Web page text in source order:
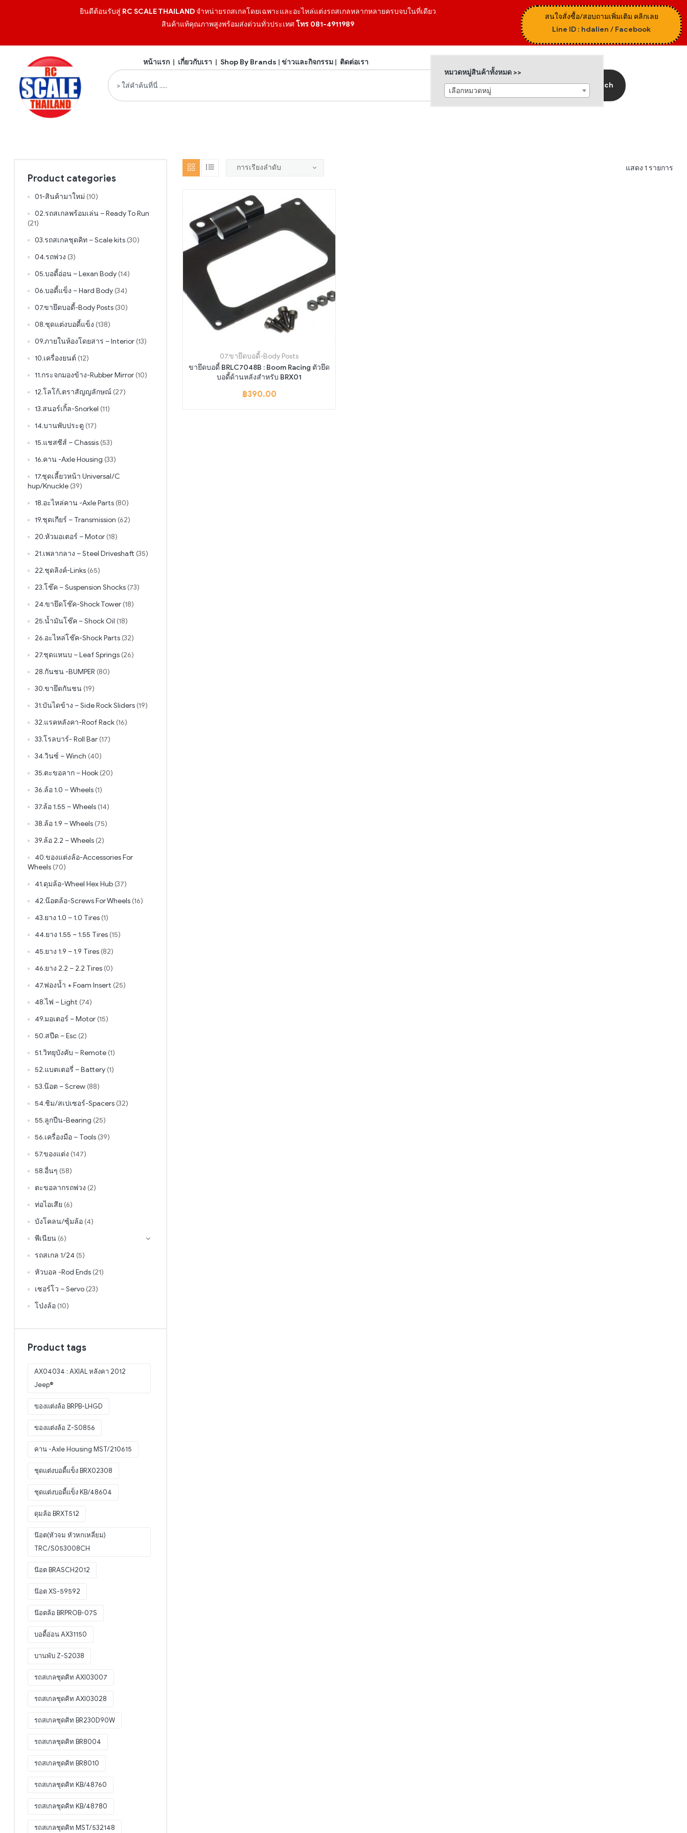
ยินดีต้อนรับสู่ RC SCALE THAILANDจำหน่ายรถสเกลโดยเฉพาะและอะไหล่แต่งรถสเกลหลากหลายครบจบในที่เดียว
สินค้าแท้คุณภาพสูงพร้อมส่งด่วนทั่วประเทศโทร 081-4911989
สนใจสั่งซื้อ/สอบถามเพิ่มเติม คลิกเลย
Line ID : hdalien / Facebook
หน้าแรก| เกี่ยวกับเรา | Shop By Brands | ข่าวและกิจกรรม| ติดต่อเรา
Search
หมวดหมู่สินค้าทั้งหมด >>
เลือกหมวดหมู่
แสดง 1 รายการ
07.ขายึดบอดี้-Body Posts
ขายึดบอดี้ BRLC7048B : Boom Racing ตัวยึด
บอดี้ด้านหลังสำหรับ BRX01
฿390.00
Product categories
01-สินค้ามาใหม่ (10)
02.รถสเกลพร้อมเล่น – Ready To Run
(21)
03.รถสเกลชุดคิท – Scale kits (30)
04.รถพ่วง (3)
05.บอดี้อ่อน – Lexan Body (14)
06.บอดี้แข็ง – Hard Body (34)
07.ขายึดบอดี้-Body Posts (30)
08.ชุดแต่งบอดี้แข็ง (138)
09.ภายในห้องโดยสาร – Interior (13)
10.เครื่องยนต์ (12)
11.กระจกมองข้าง-Rubber Mirror (10)
12.โลโก้,ตราสัญญลักษณ์ (27)
13.สนอร์เกิ้ล-Snorkel (11)
14.บานพับประตู (17)
15.แชสซีส์ – Chassis (53)
16.คาน -Axle Housing (33)
17.ชุดเลี้ยวหน้า Universal/C
hup/Knuckle (39)
18.อะไหล่คาน -Axle Parts (80)
19.ชุดเกียร์ – Transmission (62)
20.หัวมอเตอร์ – Motor (18)
21.เพลากลาง – Steel Driveshaft (35)
22.ชุดลิงค์-Links (65)
23.โช๊ค – Suspension Shocks (73)
24.ขายึดโช๊ค-Shock Tower (18)
25.น้ำมันโช๊ค – Shock Oil (18)
26.อะไหล่โช๊ค-Shock Parts (32)
27.ชุดแหนบ – Leaf Springs (26)
28.กันชน -BUMPER (80)
30.ขายึดกันชน (19)
31.บันไดข้าง – Side Rock Sliders (19)
32.แรคหลังคา-Roof Rack (16)
33.โรลบาร์- Roll Bar (17)
34.วินซ์ – Winch (40)
35.ตะขอลาก – Hook (20)
36.ล้อ 1.0 – Wheels (1)
37.ล้อ 1.55 – Wheels (14)
38.ล้อ 1.9 – Wheels (75)
39.ล้อ 2.2 – Wheels (2)
40.ของแต่งล้อ-Accessories For
Wheels (70)
41.ดุมล้อ-Wheel Hex Hub (37)
42.น๊อตล้อ-Screws For Wheels (16)
43.ยาง 1.0 – 1.0 Tires (1)
44.ยาง 1.55 – 1.55 Tires (15)
45.ยาง 1.9 – 1.9 Tires (82)
46.ยาง 2.2 – 2.2 Tires (0)
47.ฟองน้ำ + Foam Insert (25)
48.ไฟ – Light (74)
49.มอเตอร์ – Motor (15)
50.สปีด – Esc (2)
51.วิทยุบังคับ – Remote (1)
52.แบตเตอรี่ – Battery (1)
53.น๊อต – Screw (88)
54.ชิม/สเปเซอร์-Spacers (32)
55.ลูกปืน-Bearing (25)
56.เครื่องมือ – Tools (39)
57.ของแต่ง (147)
58.อื่นๆ (58)
ตะขอลากรถพ่วง (2)
ท่อไอเสีย (6)
บังโคลน/ซุ้มล้อ (4)
พีเนียน (6)
รถสเกล 1/24 (5)
หัวบอล -Rod Ends (21)
เซอร์โว – Servo (23)
โป่งล้อ (10)
Product tags
AX04034 : AXIAL หลังคา 2012
Jeep®
ของแต่งล้อ BRPB-LHGD
ของแต่งล้อ Z-S0856
คาน -Axle Housing MST/210615
ชุดแต่งบอดี้แข็ง BRX02308
ชุดแต่งบอดี้แข็ง KB/48604
ดุมล้อ BRXT512
น๊อต(หัวจม หัวหกเหลี่ยม)
TRC/S053008CH
น๊อต BRASCH2012
น๊อต XS-59592
น๊อตล้อ BRPROB-07S
บอดี้อ่อน AX31150
บานพับ Z-S2038
รถสเกลชุดคิท AXI03007
รถสเกลชุดคิท AXI03028
รถสเกลชุดคิท BR230D90W
รถสเกลชุดคิท BR8004
รถสเกลชุดคิท BR8010
รถสเกลชุดคิท KB/48760
รถสเกลชุดคิท KB/48780
รถสเกลชุดคิท MST/532148